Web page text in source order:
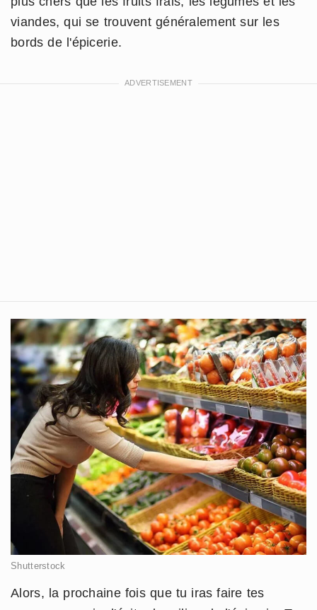
viandes, qui se trouvent généralement sur les
bords de l'épicerie.
Shutterstock
Alors, la prochaine fois que tu iras faire tes